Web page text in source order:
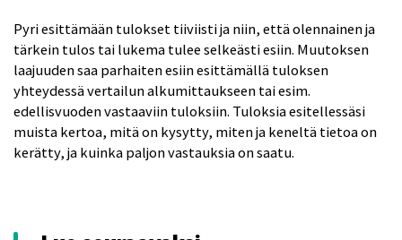
Pyri esittämään tulokset tiiviisti ja niin, että olennainen ja
tärkein tulos tai lukema tulee selkeästi esiin. Muutoksen
laajuuden saa parhaiten esiin esittämällä tuloksen
yhteydessä vertailun alkumittaukseen tai esim.
edellisvuoden vastaaviin tuloksiin. Tuloksia esitellessäsi
muista kertoa, mitä on kysytty, miten ja keneltä tietoa on
kerätty, ja kuinka paljon vastauksia on saatu.